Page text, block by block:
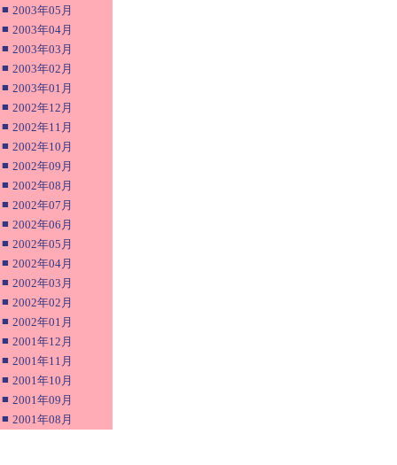
■ 2003年05月
■ 2003年04月
■ 2003年03月
■ 2003年02月
■ 2003年01月
■ 2002年12月
■ 2002年11月
■ 2002年10月
■ 2002年09月
■ 2002年08月
■ 2002年07月
■ 2002年06月
■ 2002年05月
■ 2002年04月
■ 2002年03月
■ 2002年02月
■ 2002年01月
■ 2001年12月
■ 2001年11月
■ 2001年10月
■ 2001年09月
■ 2001年08月